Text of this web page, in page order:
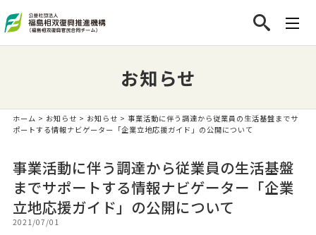
お知らせ
ホーム > お知らせ > お知らせ > 事業活動に伴う調達から従業員の生活基盤までサ
ポートする情報ナビゲーター「企業立地応援ガイド」の公開について
事業活動に伴う調達から従業員の生活基盤
までサポートする情報ナビゲーター「企業
立地応援ガイド」の公開について
2021/07/01